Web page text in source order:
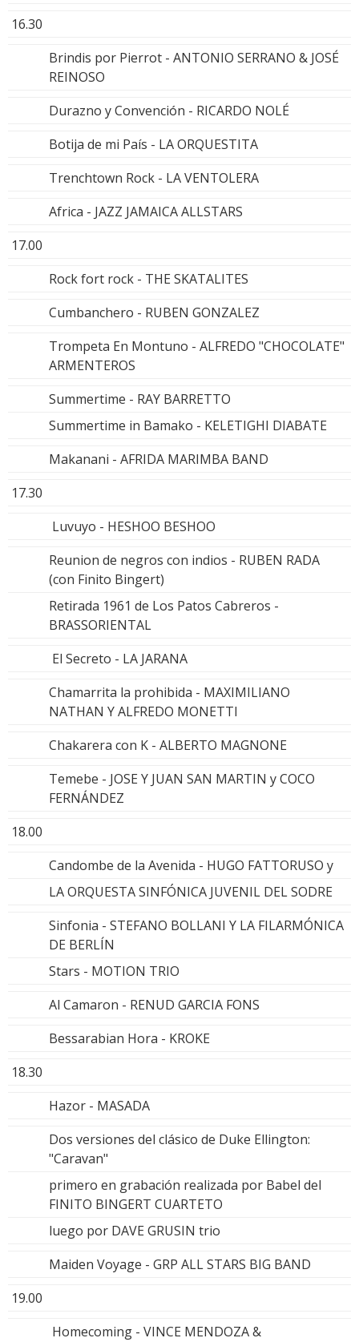
16.30
Brindis por Pierrot - ANTONIO SERRANO & JOSÉ
REINOSO
Durazno y Convención - RICARDO NOLÉ
Botija de mi País - LA ORQUESTITA
Trenchtown Rock - LA VENTOLERA
Africa - JAZZ JAMAICA ALLSTARS
17.00
Rock fort rock - THE SKATALITES
Cumbanchero - RUBEN GONZALEZ
Trompeta En Montuno - ALFREDO "CHOCOLATE"
ARMENTEROS
Summertime - RAY BARRETTO
Summertime in Bamako - KELETIGHI DIABATE
Makanani - AFRIDA MARIMBA BAND
17.30
Luvuyo - HESHOO BESHOO
Reunion de negros con indios - RUBEN RADA
(con Finito Bingert)
Retirada 1961 de Los Patos Cabreros -
BRASSORIENTAL
El Secreto - LA JARANA
Chamarrita la prohibida - MAXIMILIANO
NATHAN Y ALFREDO MONETTI
Chakarera con K - ALBERTO MAGNONE
Temebe - JOSE Y JUAN SAN MARTIN y COCO
FERNÁNDEZ
18.00
Candombe de la Avenida - HUGO FATTORUSO y
LA ORQUESTA SINFÓNICA JUVENIL DEL SODRE
Sinfonia - STEFANO BOLLANI Y LA FILARMÓNICA
DE BERLÍN
Stars - MOTION TRIO
Al Camaron - RENUD GARCIA FONS
Bessarabian Hora - KROKE
18.30
Hazor - MASADA
Dos versiones del clásico de Duke Ellington:
"Caravan"
primero en grabación realizada por Babel del
FINITO BINGERT CUARTETO
luego por DAVE GRUSIN trio
Maiden Voyage - GRP ALL STARS BIG BAND
19.00
Homecoming - VINCE MENDOZA &